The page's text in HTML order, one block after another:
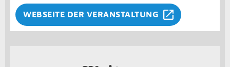
WEBSEITE DER VERANSTALTUNG